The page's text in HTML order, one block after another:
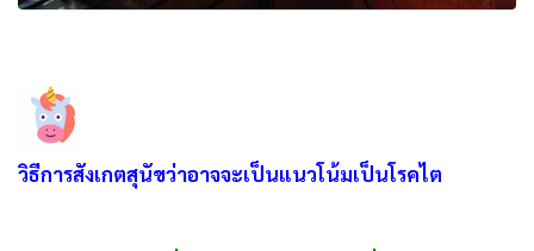
วิธีการสังเกตสุนัขว่าอาจจะเป็นแนวโน้มเป็นโรคไต